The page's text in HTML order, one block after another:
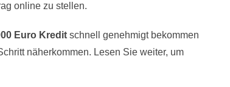
online zu stellen.
Euro Kredit schnell genehmigt bekommen
näherkommen. Lesen Sie weiter, um